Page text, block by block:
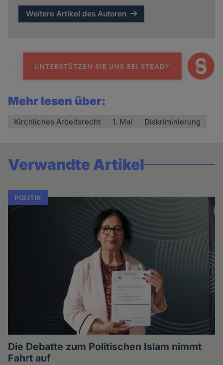
Weitere Artikel des Autoren
Mehr lesen über:
Kirchliches Arbeitsrecht 1. Mai Diskriminierung
Verwandte Artikel
POLITIK
Die Debatte zum Politischen Islam nimmt
Fahrt auf